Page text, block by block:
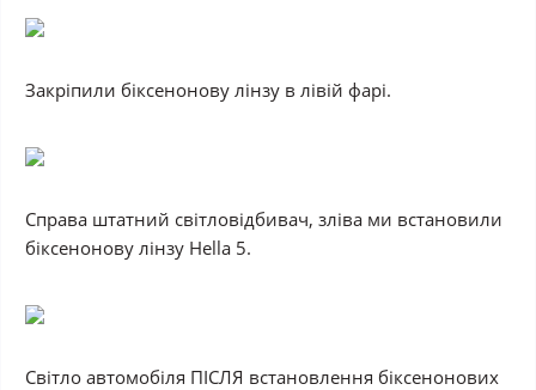
Закріпили біксенонову лінзу в лівій фарі.
Справа штатний світловідбивач, зліва ми встановили
біксенонову лінзу Hella 5.
Світло автомобіля ПІСЛЯ встановлення біксенонових